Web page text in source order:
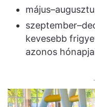
kevesebb
azonos